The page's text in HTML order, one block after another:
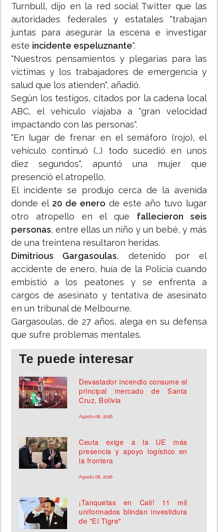
Turnbull, dijo en la red social Twitter que las
autoridades federales y estatales "trabajan
juntas para asegurar la escena e investigar
este incidente espeluznante".
"Nuestros pensamientos y plegarias para las
víctimas y los trabajadores de emergencia y
salud que los atienden", añadió.
Según los testigos, citados por la cadena local
ABC, el vehículo viajaba a "gran velocidad
impactando con las personas".
"En lugar de frenar en el semáforo (rojo), el
vehículo continuó (...) todo sucedió en unos
diez segundos", apuntó una mujer que
presenció el atropello.
El incidente se produjo cerca de la avenida
donde el 20 de enero de este año tuvo lugar
otro atropello en el que fallecieron seis
personas, entre ellas un niño y un bebé, y más
de una treintena resultaron heridas.
Dimitrious Gargasoulas, detenido por el
accidente de enero, huía de la Policía cuando
embistió a los peatones y se enfrenta a
cargos de asesinato y tentativa de asesinato
en un tribunal de Melbourne.
Gargasoulas, de 27 años, alega en su defensa
que sufre problemas mentales.
Te puede interesar
Devastador incendio consume el
principal mercado de Santa
Cruz, Bolivia
Agosto 06, 2026
Ceuta exige a la UE más
presencia y apoyo logístico en
la frontera
Agosto 06, 2026
¡Tanquetas en Cali! 11 mil
uniformados blindan investidura
de "El Tigre"